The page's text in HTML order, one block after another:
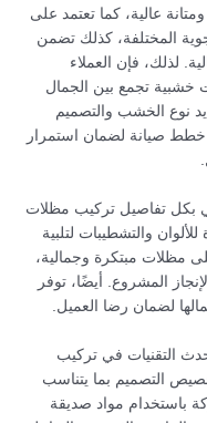
عالية، كما تعتمد على
المختلفة، كذلك تضمن
لذلك، فإن العملاء
تجمع بين الجمال
نوع الخشب والتصميم
صيانة لضمان استمرار
بكل تفاصيل تركيب مظلات
والتشطيبات لتلبية
مظلات مبتكرة وجمالية،
المشروع. أيضًا، توفر
لضمان رضا العميل.
التقنيات في تركيب
التصميم بما يتناسب
باستخدام مواد صديقة